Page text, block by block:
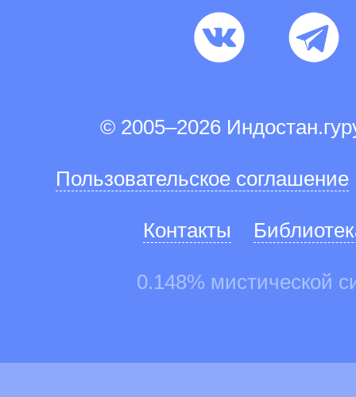
© 2005–2026
Пользовательское соглашение
Контакты
0.148% мистической